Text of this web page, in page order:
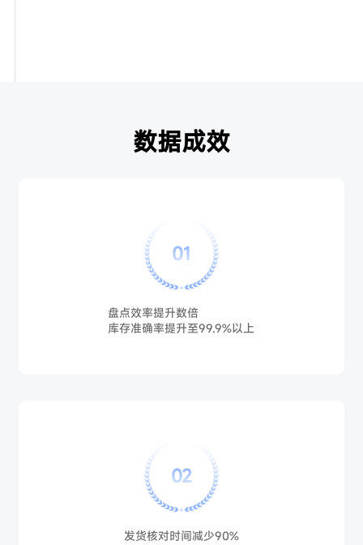
数据成效
01
盘点效率提升数倍
库存准确率提升至99.9%以上
02
发货核对时间减少90%